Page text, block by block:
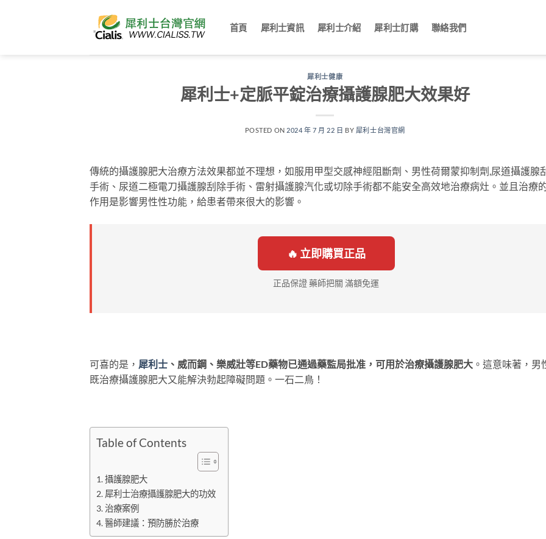
首頁 犀利士資訊 犀利士介紹 犀利士訂購 聯絡我們
犀利士健康
犀利士+定脈平錠治療攝護腺肥大效果好
POSTED ON 2024 年 7 月 22 日 BY 犀利士台灣官網
傳統的攝護腺肥大治療方法效果都並不理想，如服用甲型交感神經阻斷劑、男性荷爾蒙抑制劑,尿道攝護腺
手術、尿道二極電刀攝護腺刮除手術、雷射攝護腺汽化或切除手術都不能安全高效地治療病灶。並且治療
作用是影響男性性功能，給患者帶來很大的影響。
🔥 立即購買正品
正品保證 藥師把關 滿額免運
可喜的是， 犀利士 、威而鋼、樂威壯等ED藥物已通過藥監局批准，可用於治療攝護腺肥大 。這意味著，男
既治療攝護腺肥大又能解決勃起障礙問題。一石二鳥！
Table of Contents
攝護腺肥大
犀利士治療攝護腺肥大的功效
治療案例
醫師建議：預防勝於治療